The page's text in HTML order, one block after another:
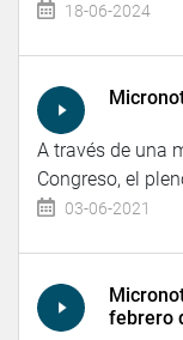
18-06-2024
A través de una
Congreso, el
03-06-2021
febrero